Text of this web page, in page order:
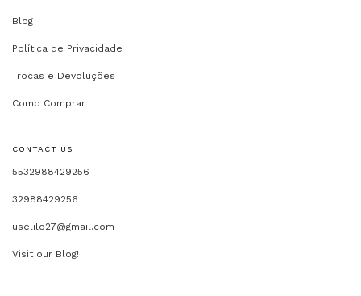
Blog
Política de Privacidade
Trocas e Devoluções
Como Comprar
CONTACT US
5532988429256
32988429256
uselilo27@gmail.com
Visit our Blog!